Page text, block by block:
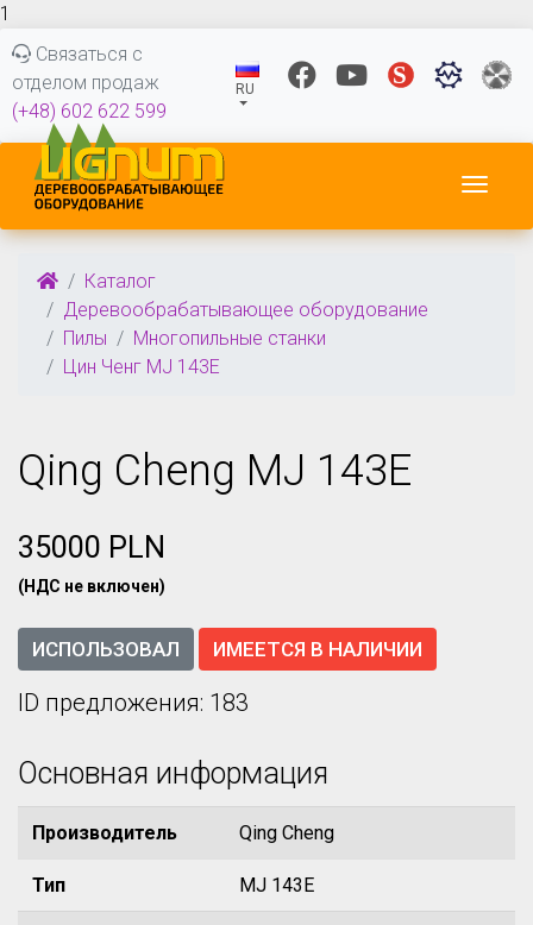
1
Связаться с
отделом продаж
(+48) 602 622 599
RU
Каталог
Деревообрабатывающее оборудование
Пилы
Многопильные станки
Цин Ченг MJ 143E
Qing Cheng MJ 143E
35000 PLN
(НДС не включен)
ИСПОЛЬЗОВАЛ ИМЕЕТСЯ В НАЛИЧИИ
ID предложения: 183
Основная информация
Производитель Qing Cheng
Тип MJ 143E